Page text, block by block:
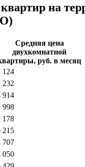
на
Средняя цена
двухкомнатной
руб. в месяц
124
232
914
998
178
215
707
050